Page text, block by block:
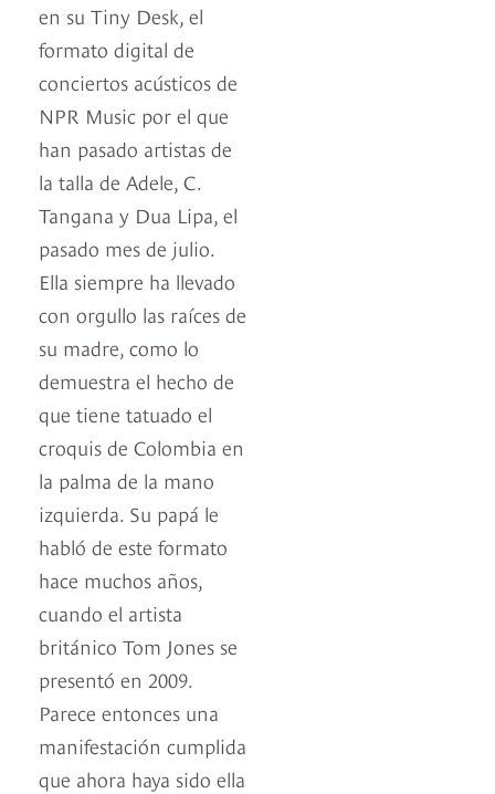
en su Tiny Desk, el
formato digital de
conciertos acústicos de
NPR Music por el que
han pasado artistas de
la talla de Adele, C.
Tangana y Dua Lipa, el
pasado mes de julio.
Ella siempre ha llevado
con orgullo las raíces de
su madre, como lo
demuestra el hecho de
que tiene tatuado el
croquis de Colombia en
la palma de la mano
izquierda. Su papá le
habló de este formato
hace muchos años,
cuando el artista
británico Tom Jones se
presentó en 2009.
Parece entonces una
manifestación cumplida
que ahora haya sido ella